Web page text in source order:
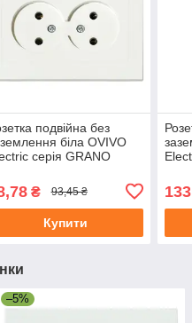
подвійна без
біла OVIVO
серія GRANO
₴ 93,45 ₴
Купити
–5%